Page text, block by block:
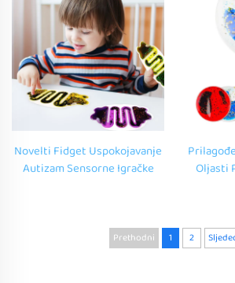
Novelti Fidget Uspokojavanje
Autizam Sensorne Igračke
Oljasti
Prethodni 1 2